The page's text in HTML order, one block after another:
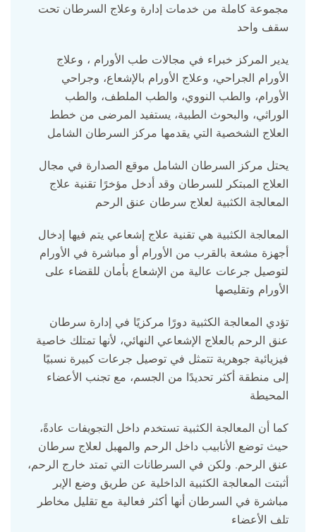
مجموعة كاملة من خدمات إدارة وعلاج السرطان تحت
سقف واحد
يدير المركز خبراء في مجالات طب الأورام ، وعلاج
الأورام الجراحي، وعلاج الأورام بالإشعاع، وجراحي
الأورام، والطب النووي، والطب الملطف، والطب
الوراثي، والبحوث الطبية، يستفيد المرضى من خطط
العلاج الشخصية التي يقدمها مركز السرطان الشامل
يحتل مركز السرطان الشامل موقع الصدارة في مجال
العلاج المبتكر للسرطان وقد أدخل مؤخرًا تقنية علاج
المعالجة الكثبية لعلاج سرطان عنق الرحم
المعالجة الكثبية هي تقنية علاج إشعاعي يتم فيها إدخال
أجهزة مشعة بالقرب من الأورام أو مباشرة في الأورام
لتوصيل جرعات عالية من الإشعاع بأمان للقضاء على
الأورام وتقليصها
تؤدي المعالجة الكثبية دورًا مركزيًا في إدارة سرطان
عنق الرحم بالعلاج الإشعاعي النهائي، لأنها تمتلك خاصية
فيزيائية جوهرية تتمثل في توصيل جرعات كبيرة نسبيًا
إلى منطقة أكثر تحديدًا من الجسم، مع تجنب الأعضاء
المحيطة
كما أن المعالجة الكثبية تستخدم داخل التجويفات عادةً،
حيث توضع الأنابيب داخل الرحم والمهبل لعلاج سرطان
عنق الرحم. ولكن في السرطانات التي تمتد خارج الرحم،
أثبتت المعالجة الكثبية الداخلية عن طريق وضع الإبر
مباشرة في السرطان أنها أكثر فعالية مع تقليل مخاطر
تلف الأعضاء